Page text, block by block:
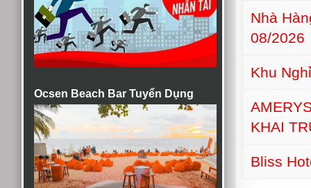
Ocsen Beach Bar Tuyển Dụng
Nhà
08/2026
Khu
KHAI
Bliss